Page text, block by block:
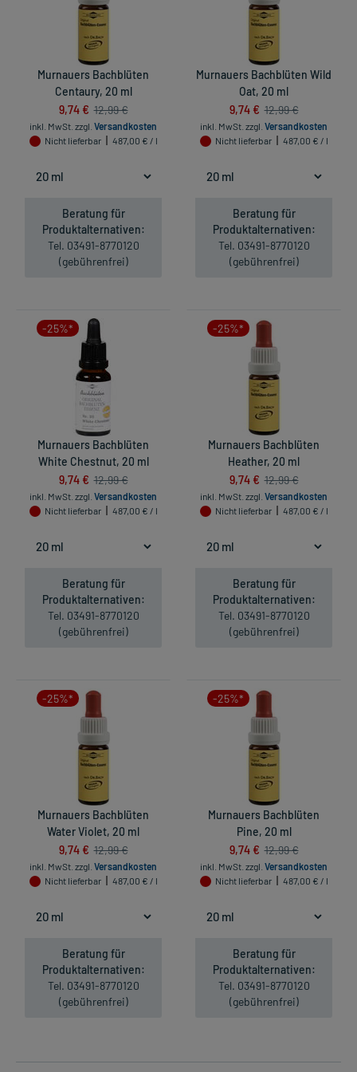
Murnauers Bachblüten
Centaury, 20 ml
9,74 € 12,99 €
inkl. MwSt. zzgl. Versandkosten
Nicht lieferbar
487,00 € / l
Beratung für
Produktalternativen:
Tel. 03491-8770120
(gebührenfrei)
Murnauers Bachblüten Wild
Oat, 20 ml
9,74 € 12,99 €
inkl. MwSt. zzgl. Versandkosten
Nicht lieferbar
487,00 € / l
Beratung für
Produktalternativen:
Tel. 03491-8770120
(gebührenfrei)
-25%*
Murnauers Bachblüten
White Chestnut, 20 ml
9,74 € 12,99 €
inkl. MwSt. zzgl. Versandkosten
Nicht lieferbar
487,00 € / l
Beratung für
Produktalternativen:
Tel. 03491-8770120
(gebührenfrei)
-25%*
Murnauers Bachblüten
Heather, 20 ml
9,74 € 12,99 €
inkl. MwSt. zzgl. Versandkosten
Nicht lieferbar
487,00 € / l
Beratung für
Produktalternativen:
Tel. 03491-8770120
(gebührenfrei)
-25%*
Murnauers Bachblüten
Water Violet, 20 ml
9,74 € 12,99 €
inkl. MwSt. zzgl. Versandkosten
Nicht lieferbar
487,00 € / l
Beratung für
Produktalternativen:
Tel. 03491-8770120
(gebührenfrei)
-25%*
Murnauers Bachblüten
Pine, 20 ml
9,74 € 12,99 €
inkl. MwSt. zzgl. Versandkosten
Nicht lieferbar
487,00 € / l
Beratung für
Produktalternativen:
Tel. 03491-8770120
(gebührenfrei)